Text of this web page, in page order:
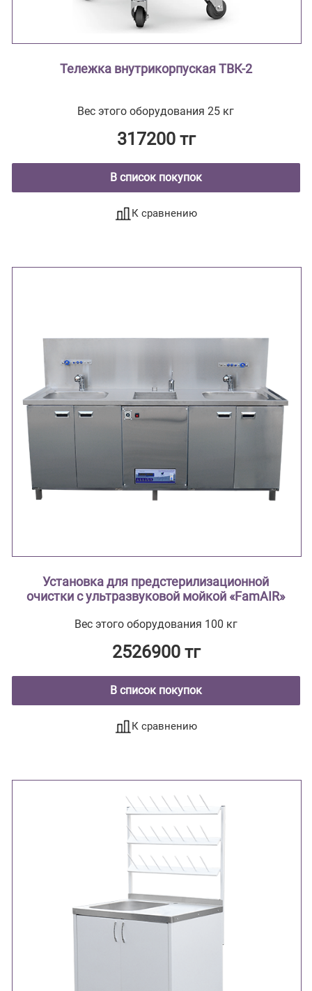
Тележка внутрикорпуская ТВК-2
Вес этого оборудования 25 кг
317200 тг
В список покупок
К сравнению
Установка для предстерилизационной
очистки с ультразвуковой мойкой «FamAIR»
Вес этого оборудования 100 кг
2526900 тг
В список покупок
К сравнению